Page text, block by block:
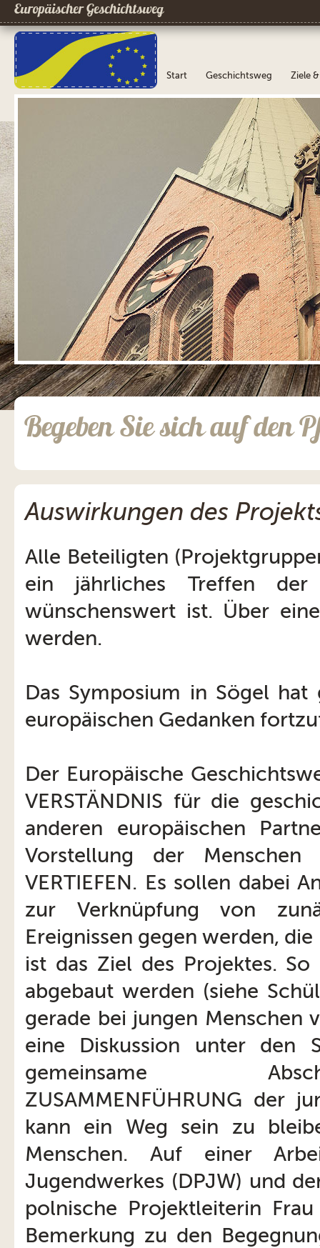
Europäischer Geschichtsweg
Start Geschichtsweg Ziele
;
Begeben Sie sich auf den
Auswirkungen des
Alle Beteiligten
ein jährliches Treffen
wünschenswert ist. Über
werden.
Das Symposium in Sögel
europäischen Gedanken
Der Europäische
VERSTÄNDNIS für die
anderen europäischen
Vorstellung der
VERTIEFEN. Es sollen dabei
zur Verknüpfung von
Ereignissen gegen werden,
ist das Ziel des Projektes. So
abgebaut werden (siehe
gerade bei jungen Menschen
eine Diskussion unter den
gemeinsame
ZUSAMMENFÜHRUNG der
kann ein Weg sein zu
Menschen. Auf einer
Jugendwerkes (DPJW) und
polnische Projektleiterin
Bemerkung zu den